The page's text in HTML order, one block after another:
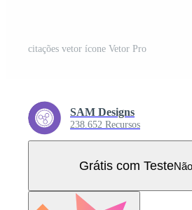
citações vetor ícone Vetor Pro
SAM Designs
238.652 Recursos
Grátis com Teste